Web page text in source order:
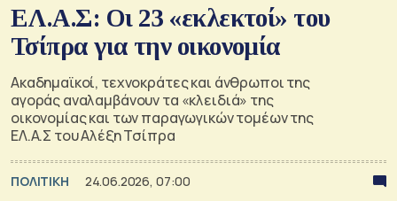
ΕΛ.Α.Σ: Οι 23 «εκλεκτοί» του
Τσίπρα για την οικονομία
Ακαδημαϊκοί, τεχνοκράτες και άνθρωποι της
αγοράς αναλαμβάνουν τα «κλειδιά» της
οικονομίας και των παραγωγικών τομέων της
ΕΛ.Α.Σ του Αλέξη Τσίπρα
ΠΟΛΙΤΙΚΗ 24.06.2026, 07:00